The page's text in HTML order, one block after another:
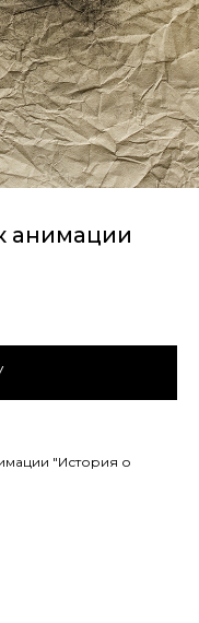
анимации
"История о